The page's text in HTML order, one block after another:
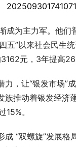
成为主力军。他
五”以来社会民生
元，3年提高
，让“银发市场
推动着银发经济
。
“双螺旋”发展